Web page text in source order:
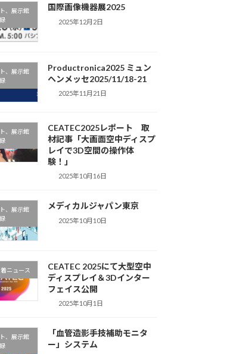
、展示館
国際画像機器展2025
2025年12月2日
、展示館
Productronica2025 ミュン
ヘンメッセ2025/11/18-21
2025年11月21日
、展示館
CEATEC2025レポート 取
材記事「大画面空中ディスプ
レイで3D空間の操作体
験！」
2025年10月16日
、展示館
メディカルジャパン東京
2025年10月10日
ニュース
CEATEC 2025にて大型空中
ディスプレイ＆3Dインター
フェイス公開
2025年10月1日
、展示館
「血管造影手技補助モニタ
ー」システム